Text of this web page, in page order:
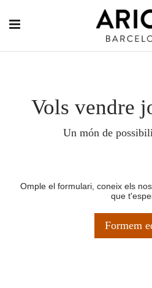
Vols vendre
Un món de
Omple el formulari, coneix els
que
Formem